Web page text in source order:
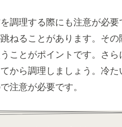
調理する際にも注意が必
ねることがあります。そ
ことがポイントです。さ
から調理しましょう。冷
注意が必要です。